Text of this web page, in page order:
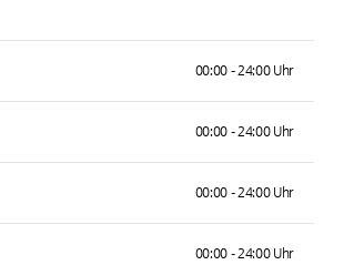
00:00 - 24:00 Uhr
00:00 - 24:00 Uhr
00:00 - 24:00 Uhr
00:00 - 24:00 Uhr